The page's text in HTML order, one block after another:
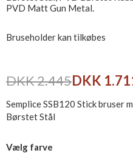
PVD Matt Gun Metal.
Bruseholder kan tilkøbes
DKK 2.445DKK
Semplice SSB120 Stick bruser
Børstet Stål
Vælg farve